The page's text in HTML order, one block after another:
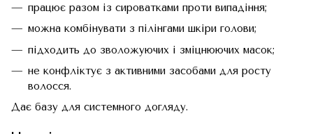
працює разом із сироватками проти випадіння;
можна комбінувати з пілінгами шкіри голови;
підходить до зволожуючих і зміцнюючих масок;
не конфліктує з активними засобами для росту
волосся.
Дає базу для системного догляду.